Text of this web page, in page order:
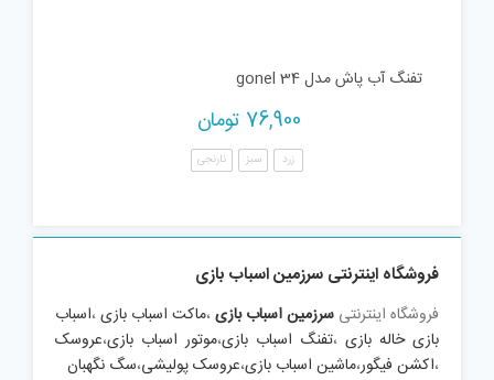
تفنگ آب پاش مدل gonel 34
76,900 تومان
زرد سبز نارنجی
فروشگاه اینترنتی سرزمین اسباب بازی
فروشگاه اینترنتی سرزمین اسباب بازی،ماکت اسباب بازی،اسباب
بازی خاله بازی ،تفنگ اسباب بازی،موتور اسباب بازی،عروسک
،اکشن فیگور،ماشین اسباب بازی،عروسک پولیشی،سگ نگهبان